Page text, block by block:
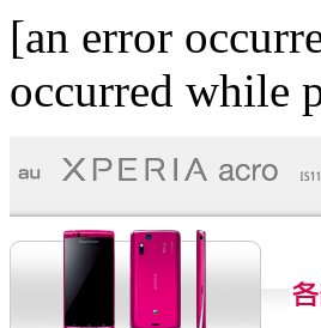
[an error
occurred while